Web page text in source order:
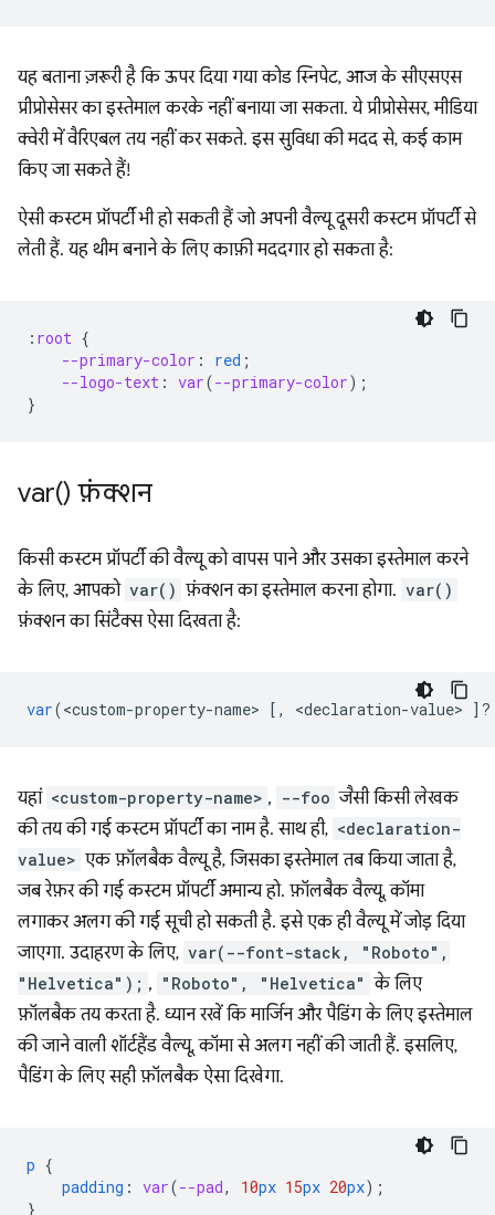
यह बताना ज़रूरी है कि ऊपर दिया गया कोड स्निपेट, आज के सीएसएस
प्रीप्रोसेसर का इस्तेमाल करके नहीं बनाया जा सकता. ये प्रीप्रोसेसर, मीडिया
क्वेरी में वैरिएबल तय नहीं कर सकते. इस सुविधा की मदद से, कई काम
किए जा सकते हैं!
ऐसी कस्टम प्रॉपर्टी भी हो सकती हैं जो अपनी वैल्यू दूसरी कस्टम प्रॉपर्टी से
लेती हैं. यह थीम बनाने के लिए काफ़ी मददगार हो सकता है:
: root {
--primary-color : red ;
--logo-text : var(--primary-color);
}
var() फ़ंक्शन
किसी कस्टम प्रॉपर्टी की वैल्यू को वापस पाने और उसका इस्तेमाल करने
के लिए, आपको var() फ़ंक्शन का इस्तेमाल करना होगा. var()
फ़ंक्शन का सिंटैक्स ऐसा दिखता है:
var(<custom-property-name> [, <declaration-value> ] ?
यहां <custom-property-name> , --foo जैसी किसी लेखक
की तय की गई कस्टम प्रॉपर्टी का नाम है. साथ ही, <declaration-
value> एक फ़ॉलबैक वैल्यू है, जिसका इस्तेमाल तब किया जाता है,
जब रेफ़र की गई कस्टम प्रॉपर्टी अमान्य हो. फ़ॉलबैक वैल्यू, कॉमा
लगाकर अलग की गई सूची हो सकती है. इसे एक ही वैल्यू में जोड़ दिया
जाएगा. उदाहरण के लिए, var(--font-stack, "Roboto",
"Helvetica"); , "Roboto", "Helvetica" के लिए
फ़ॉलबैक तय करता है. ध्यान रखें कि मार्जिन और पैडिंग के लिए इस्तेमाल
की जाने वाली शॉर्टहैंड वैल्यू, कॉमा से अलग नहीं की जाती हैं. इसलिए,
पैडिंग के लिए सही फ़ॉलबैक ऐसा दिखेगा.
p {
padding : var(--pad, 10px 15px 20px);
}